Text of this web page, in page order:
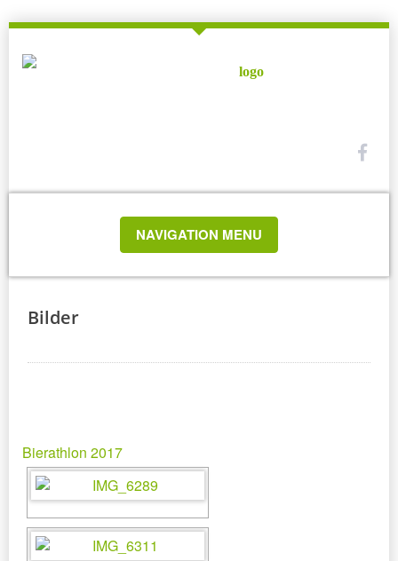
TOGGLE
NAVIGATION
NAVIGATION MENU
Bilder
Bierathlon 2017